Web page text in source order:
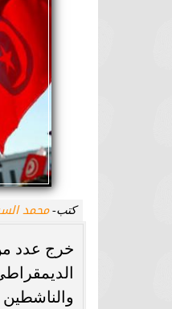
كتب-محمد
خرج عدد
والناشطين